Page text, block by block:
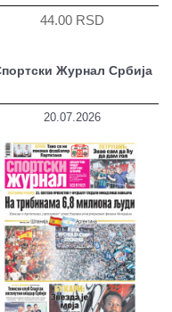
44.00 RSD
Журнал Србија
20.07.2026